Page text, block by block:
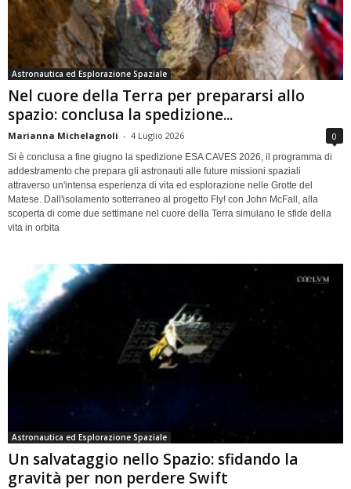
Astronautica ed Esplorazione Spaziale
Nel cuore della Terra per prepararsi allo
spazio: conclusa la spedizione...
Marianna Michelagnoli - 4 Luglio 2026 0
Si è conclusa a fine giugno la spedizione ESA CAVES 2026, il programma di
addestramento che prepara gli astronauti alle future missioni spaziali
attraverso un'intensa esperienza di vita ed esplorazione nelle Grotte del
Matese. Dall'isolamento sotterraneo al progetto Fly! con John McFall, alla
scoperta di come due settimane nel cuore della Terra simulano le sfide della
vita in orbita
Astronautica ed Esplorazione Spaziale
Un salvataggio nello Spazio: sfidando la
gravità per non perdere Swift